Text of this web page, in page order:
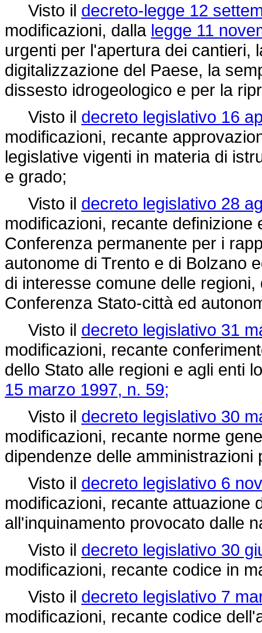
Visto il decreto-legge 12
modificazioni, dalla legge 11
urgenti per l'apertura dei cantieri,
digitalizzazione del Paese, la
dissesto idrogeologico e per la
Visto il decreto legislativo 16
modificazioni, recante
legislative vigenti in materia di
e grado;
Visto il decreto legislativo 28
modificazioni, recante
Conferenza permanente per i
autonome di Trento e di Bolzano
di interesse comune delle
Conferenza Stato-città ed
Visto il decreto legislativo 31
modificazioni, recante
dello Stato alle regioni e agli enti
15 marzo 1997, n. 59;
Visto il decreto legislativo 30
modificazioni, recante norme
dipendenze delle amministrazioni
Visto il decreto legislativo 6
modificazioni, recante attuazione
all'inquinamento provocato dalle
Visto il decreto legislativo 30
modificazioni, recante codice in
Visto il decreto legislativo 7
modificazioni, recante codice